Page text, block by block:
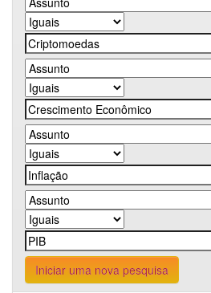
Iniciar uma nova pesquisa